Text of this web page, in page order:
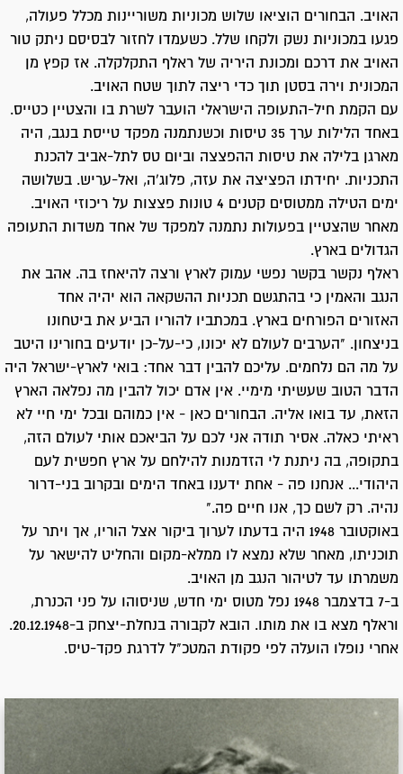
האויב. הבחורים הוציאו שלוש מכוניות משוריינות מכלל פעולה,
פגעו במכוניות נשק ולקחו שלל. כשעמדו לחזור לבסיסם ניתק טור
האויב את דרכם ומכונת היריה של ראלף התקלקלה. אז קפץ מן
המכונית וירה בסטן תוך כדי ריצה לתוך שטח האויב.
עם הקמת חיל-התעופה הישראלי הועבר לשרת בו והצטיין כטייס.
באחד הלילות ערך 35 טיסות וכשנתמנה מפקד טייסת בנגב, היה
מארגן בלילה את טיסות ההפצצה וביום טס לתל-אביב להכנת
התכניות. יחידתו הפציצה את עזה, פלוג'ה, ואל-עריש. בשלושה
ימים הטילה ממטוסים קטנים 4 טונות פצצות על ריכוזי האויב.
מאחר שהצטיין בפעולות נתמנה למפקד של אחד משדות התעופה
הגדולים בארץ.
ראלף נקשר בקשר נפשי עמוק לארץ ורצה להיאחז בה. אהב את
הנגב והאמין כי בהתגשם תכניות ההשקאה הוא יהיה אחד
האזורים הפורחים בארץ. במכתביו להוריו הביע את ביטחונו
בניצחון. "הערבים לעולם לא יכונו, כי-על-כן יודעים בחורינו היטב
על מה הם נלחמים. עליכם להבין דבר אחד: בואי לארץ-ישראל היה
הדבר הטוב שעשיתי מימיי. אין אדם יכול להבין מה נפלאה הארץ
הזאת, עד בואו אליה. הבחורים כאן - אין כמוהם ובכל ימי חיי לא
ראיתי כאלה. אסיר תודה אני לכם על הביאכם אותי לעולם הזה,
בתקופה, בה ניתנת לי הזדמנות להילחם על ארץ חפשית לעם
היהודי... אנחנו פה - אחת ידענו באחד הימים ובקרוב בני-דרור
נהיה. רק לשם כך, אנו חיים פה."
באוקטובר 1948 היה בדעתו לערוך ביקור אצל הוריו, אך ויתר על
תוכניתו, מאחר שלא נמצא לו ממלא-מקום והחליט להישאר על
משמרתו עד לטיהור הנגב מן האויב.
ב-7 בדצמבר 1948 נפל מטוס ימי חדש, שניסוהו על פני הכנרת,
אחרי נופלו הועלה לפי פקודת המטכ"ל לדרגת פקד-טיס.